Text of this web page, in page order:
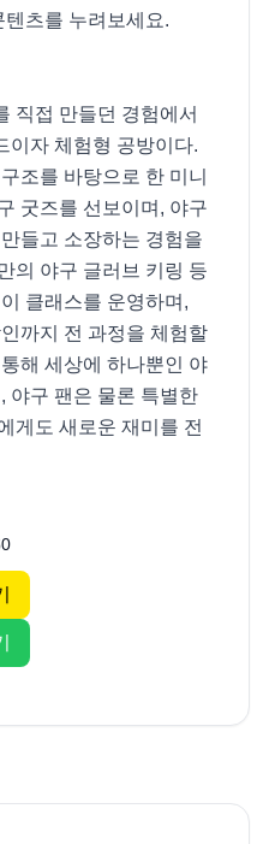
츠를 누려보세요.
직접 만들던 경험에서
이자 체험형 공방이다.
조를 바탕으로 한 미니
굿즈를 선보이며, 야구
들고 소장하는 경험을
의 야구 글러브 키링 등
클래스를 운영하며,
까지 전 과정을 체험할
해 세상에 하나뿐인 야
야구 팬은 물론 특별한
게도 새로운 재미를 전